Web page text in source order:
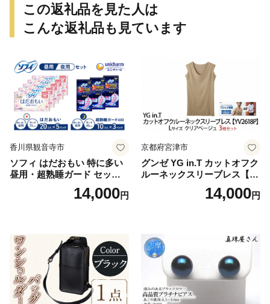
この返礼品を見た人は
こんな返礼品も見ています
香川県観音寺市
ソフィ はだおもい 特に多い
昼用・超熟睡ガード セット
羽付き ナプキン 生理用品 サ
ニタリー ユニ・チャーム
14,000円
京都府宮津市
グンゼ YG in.T カットオフク
ルーネックスリーブレス【Y
V2618P】Lサイズ クリアベ
ージュ3枚セット [№5716-04
14,000円